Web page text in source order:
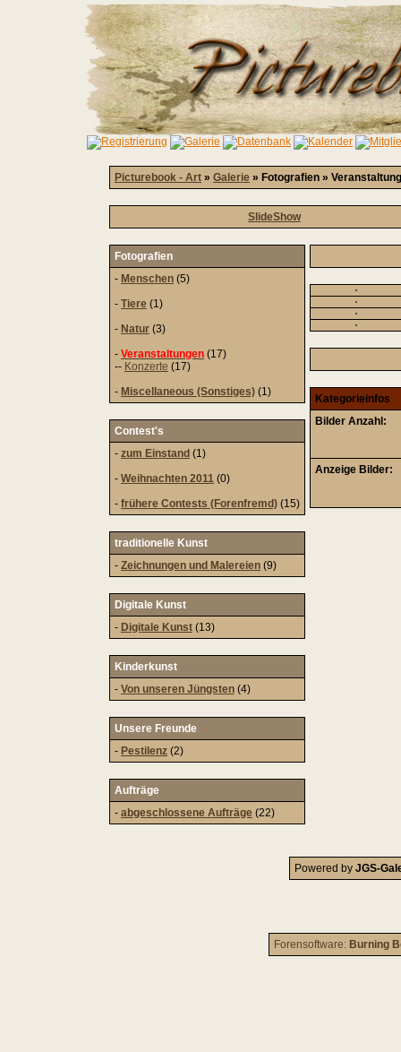
Picturebook - Art » Galerie » Fotografien »
SlideShow
Fotografien
- Menschen (5)
- Tiere (1)
- Natur (3)
- Veranstaltungen (17)
-- Konzerte (17)
- Miscellaneous (Sonstiges) (1)
Contest's
- zum Einstand (1)
- Weihnachten 2011 (0)
- frühere Contests (Forenfremd) (15)
traditionelle Kunst
- Zeichnungen und Malereien (9)
Digitale Kunst
- Digitale Kunst (13)
Kinderkunst
- Von unseren Jüngsten (4)
Unsere Freunde
- Pestilenz (2)
Aufträge
- abgeschlossene Aufträge (22)
Kategorieinfos
Bilder Anzahl:
Anzeige Bilder:
Powered by JGS-
Forensoftware: Burning